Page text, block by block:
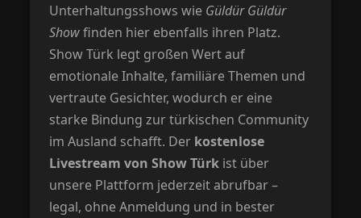
Unterhaltungsshows wie Güldür Güldür
Showfinden hier ebenfalls ihren Platz.
Show Türk legt großen Wert auf
emotionale Inhalte, familiäre Themen und
vertraute Gesichter, wodurch er eine
starke Bindung zur türkischen Community
im Ausland schafft. Der kostenlose
Livestream von Show Türk ist über
unsere Plattform jederzeit abrufbar –
legal, ohne Anmeldung und in bester